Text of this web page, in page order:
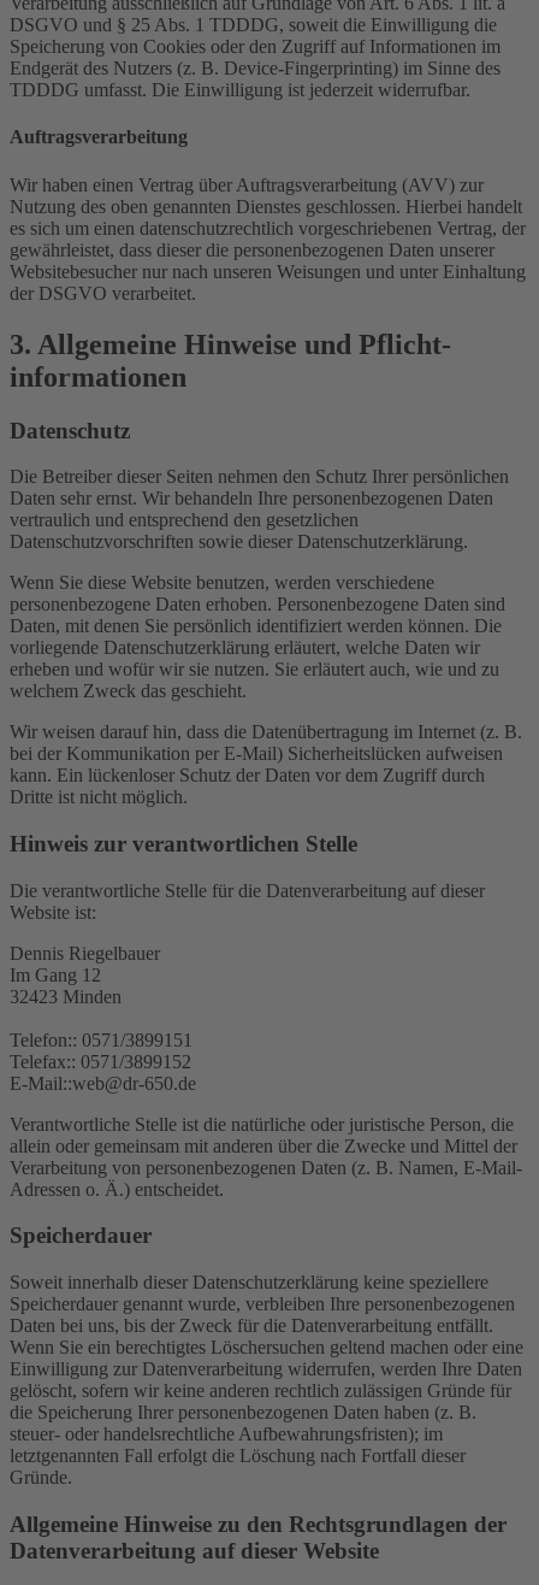
DSGVO und § 25 Abs. 1 TDDDG, soweit die Einwilligung die
Speicherung von Cookies oder den Zugriff auf Informationen im
Endgerät des Nutzers (z. B. Device-Fingerprinting) im Sinne des
TDDDG umfasst. Die Einwilligung ist jederzeit widerrufbar.
Auftragsverarbeitung
Wir haben einen Vertrag über Auftragsverarbeitung (AVV) zur
Nutzung des oben genannten Dienstes geschlossen. Hierbei handelt
es sich um einen datenschutzrechtlich vorgeschriebenen Vertrag, der
gewährleistet, dass dieser die personenbezogenen Daten unserer
Websitebesucher nur nach unseren Weisungen und unter Einhaltung
der DSGVO verarbeitet.
3. Allgemeine Hinweise und Pflicht­
informationen
Datenschutz
Die Betreiber dieser Seiten nehmen den Schutz Ihrer persönlichen
Daten sehr ernst. Wir behandeln Ihre personenbezogenen Daten
vertraulich und entsprechend den gesetzlichen
Datenschutzvorschriften sowie dieser Datenschutzerklärung.
Wenn Sie diese Website benutzen, werden verschiedene
personenbezogene Daten erhoben. Personenbezogene Daten sind
Daten, mit denen Sie persönlich identifiziert werden können. Die
vorliegende Datenschutzerklärung erläutert, welche Daten wir
erheben und wofür wir sie nutzen. Sie erläutert auch, wie und zu
welchem Zweck das geschieht.
Wir weisen darauf hin, dass die Datenübertragung im Internet (z. B.
bei der Kommunikation per E-Mail) Sicherheitslücken aufweisen
kann. Ein lückenloser Schutz der Daten vor dem Zugriff durch
Dritte ist nicht möglich.
Hinweis zur verantwortlichen Stelle
Die verantwortliche Stelle für die Datenverarbeitung auf dieser
Website ist:
Dennis Riegelbauer
Im Gang 12
32423 Minden
Telefon:: 0571/3899151
Telefax:: 0571/3899152
E-Mail::web@dr-650.de
Verantwortliche Stelle ist die natürliche oder juristische Person, die
allein oder gemeinsam mit anderen über die Zwecke und Mittel der
Verarbeitung von personenbezogenen Daten (z. B. Namen, E-Mail-
Adressen o. Ä.) entscheidet.
Speicherdauer
Soweit innerhalb dieser Datenschutzerklärung keine speziellere
Speicherdauer genannt wurde, verbleiben Ihre personenbezogenen
Daten bei uns, bis der Zweck für die Datenverarbeitung entfällt.
Wenn Sie ein berechtigtes Löschersuchen geltend machen oder eine
Einwilligung zur Datenverarbeitung widerrufen, werden Ihre Daten
gelöscht, sofern wir keine anderen rechtlich zulässigen Gründe für
die Speicherung Ihrer personenbezogenen Daten haben (z. B.
steuer- oder handelsrechtliche Aufbewahrungsfristen); im
letztgenannten Fall erfolgt die Löschung nach Fortfall dieser
Gründe.
Allgemeine Hinweise zu den Rechtsgrundlagen der
Datenverarbeitung auf dieser Website